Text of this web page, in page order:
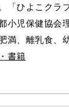
「ひよこクラ
小児保健協会
満、離乳食、幼
書籍